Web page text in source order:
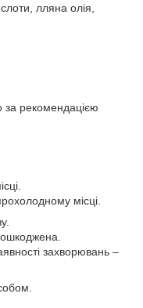
лляна олія,
рекомендацією
місці.
захворювань –